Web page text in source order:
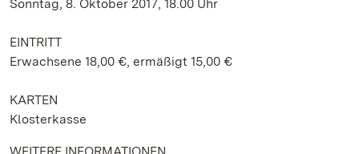
Sonntag, 8. Oktober 2017, 18.00 Uhr
EINTRITT
Erwachsene 18,00 €, ermäßigt 15,00 €
KARTEN
Klosterkasse